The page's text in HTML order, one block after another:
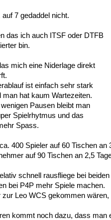
7 gedaddel nicht.
das ich auch ITSF oder DTFB
bin.
mich eine Niderlage direkt
ist einfach sehr stark
man hat kaum Wartezeiten.
Pausen bleibt man
Spielrhytmus und das
Spass.
400 Spieler auf 60 Tischen an
auf 90 Tischen an 2,5
schnell rausfliege bei
bei P4P mehr Spiele machen.
zur Leo WCS gekommen
kommt noch dazu, dass